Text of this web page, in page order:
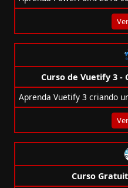
Curso de Vuetify 3 -
Curso